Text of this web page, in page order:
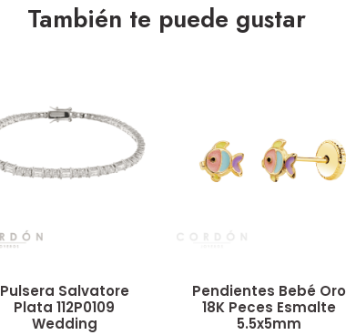
También te puede gustar
Pulsera Salvatore
Plata 112P0109
Wedding
Pendientes Bebé Oro
18K Peces Esmalte
5.5x5mm